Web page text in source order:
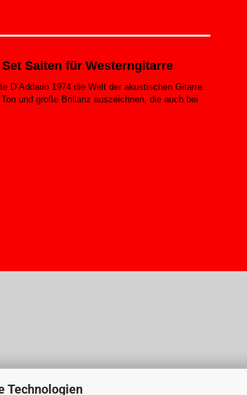
Technologien
Saiten für Westerngitarre
D’Addario 1974 die Welt der akustischen Gitarre.
und große Brillanz auszeichnen, die auch bei